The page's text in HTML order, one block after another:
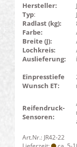
Hersteller:
Typ:
Radlast (kg):
Farbe:
Breite (J):
Lochkreis:
Auslieferung:
Einpresstiefe
Wunsch ET:
Reifendruck-
Sensoren:
Art.Nr.: JR42-22